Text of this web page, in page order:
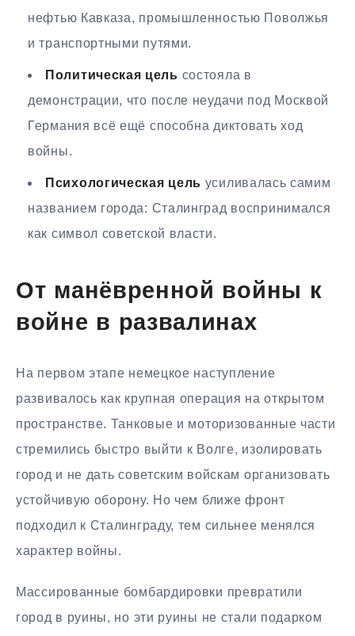
нефтью Кавказа, промышленностью Поволжья
и транспортными путями.
Политическая цель состояла в
демонстрации, что после неудачи под Москвой
Германия всё ещё способна диктовать ход
войны.
Психологическая цель усиливалась самим
названием города: Сталинград воспринимался
как символ советской власти.
От манёвренной войны к
войне в развалинах
На первом этапе немецкое наступление
развивалось как крупная операция на открытом
пространстве. Танковые и моторизованные части
стремились быстро выйти к Волге, изолировать
город и не дать советским войскам организовать
устойчивую оборону. Но чем ближе фронт
подходил к Сталинграду, тем сильнее менялся
характер войны.
Массированные бомбардировки превратили
город в руины, но эти руины не стали подарком